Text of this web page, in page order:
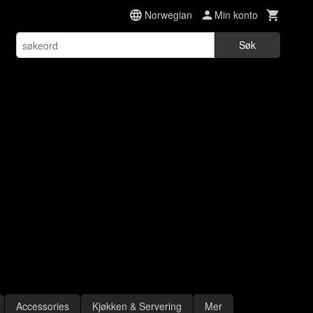
Norwegian Min konto
Søk
Accessories Kjøkken & Servering Mer